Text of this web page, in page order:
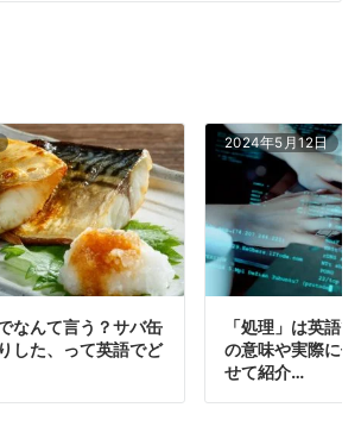
なんて言う？サバ缶
した、って英語でど
2024年5月12日
「処理」は英語
の意味や実際に
せて紹介…